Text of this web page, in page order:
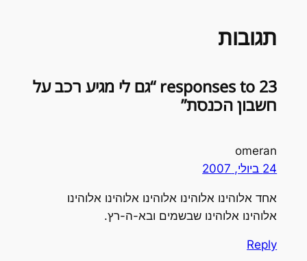
תגובות
23 responses to “גם לי מגיע רכב על
חשבון הכנסת”
omeran
24 ביולי, 2007
אחד אלוהינו אלוהינו אלוהינו אלוהינו אלוהינו
אלוהינו אלוהינו שבשמים ובא-ה-רץ.
Reply